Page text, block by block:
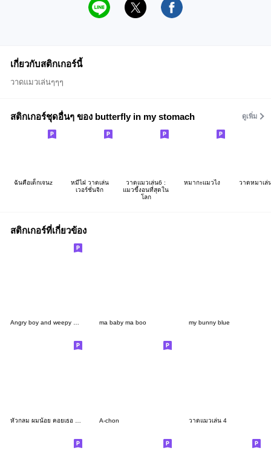
เกี่ยวกับสติกเกอร์นี้
วาดแมวเล่นๆๆๆ
สติกเกอร์ชุดอื่นๆ ของ butterfly in my stomach ดูเพิ่ม
ฉันคือเด็กเจนz
หมีไฝ วาดเล่น
เวอร์ชั่นจิก
วาดแมวเล่น6 :
แมวขี้งอนที่สุดใน
โลก
หมากะแมวไง วาดหมาเล่
สติกเกอร์ที่เกี่ยวข้อง
Angry boy and weepy girl :-) ma baby ma boo my bunny blue
A-chon วาดแมวเล่น 4